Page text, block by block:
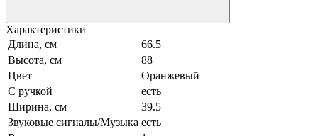
Характеристики
Длина, см
66.5
Высота, см
88
Цвет
Оранжевый
С ручкой
есть
Ширина, см
39.5
Звуковые сигналы/Музыка есть